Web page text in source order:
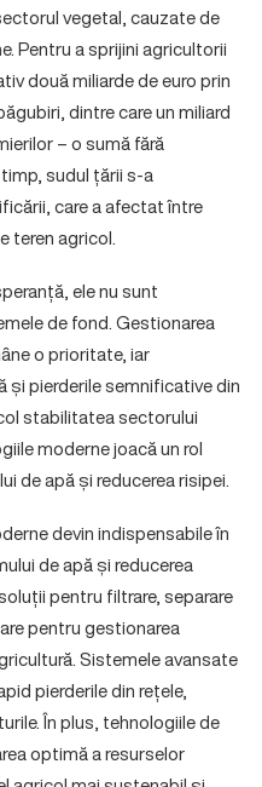
vegetal, cauzate de
Pentru a sprijini agricultorii
două miliarde de euro prin
dintre care un miliard
– o sumă fără
sudul țării s-a
care a afectat între
teren agricol.
ele nu sunt
de fond. Gestionarea
o prioritate, iar
pierderile semnificative din
stabilitatea sectorului
moderne joacă un rol
de apă și reducerea risipei.
devin indispensabile în
de apă și reducerea
pentru filtrare, separare
pentru gestionarea
Sistemele avansate
pierderile din rețele,
În plus, tehnologiile de
optimă a resurselor